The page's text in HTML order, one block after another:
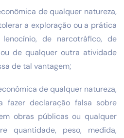
de qualquer natureza,
a exploração ou a prática
de narcotráfico, de
de qualquer outra atividade
de tal vantagem;
de qualquer natureza,
fazer declaração falsa sobre
obras públicas ou qualquer
quantidade, peso, medida,